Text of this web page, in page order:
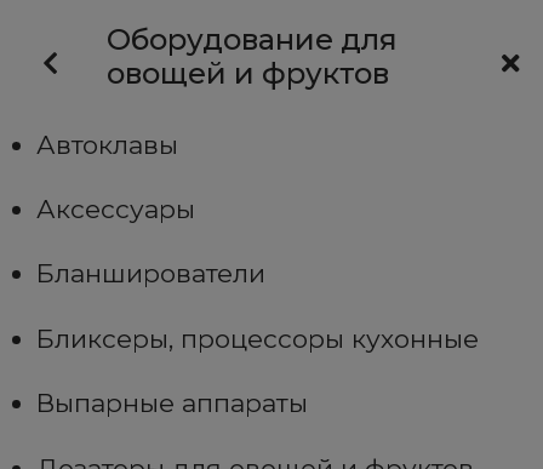
Оборудование для
овощей и фруктов
Автоклавы
Аксессуары
Бланширователи
Бликсеры, процессоры кухонные
Выпарные аппараты